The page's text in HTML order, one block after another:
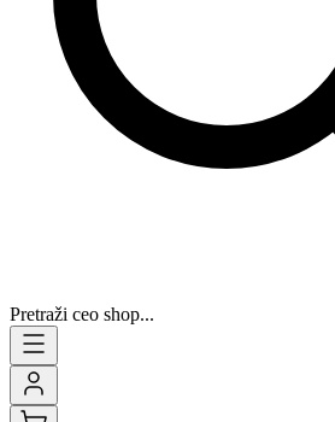
Pretraži ceo shop...